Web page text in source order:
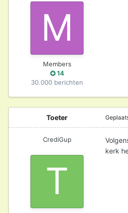
Members
14
30.000 berichten
Toeter
CrediGup
kerk